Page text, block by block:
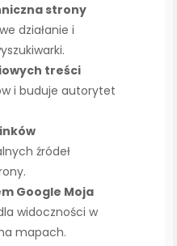
strony
działanie i
treści
i buduje autorytet
źródeł
Google Moja
widoczności w
mapach.